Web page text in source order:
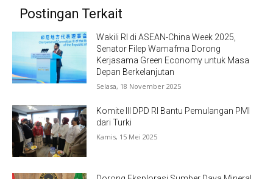
Postingan Terkait
Wakili RI di ASEAN-China Week 2025,
Senator Filep Wamafma Dorong
Kerjasama Green Economy untuk Masa
Depan Berkelanjutan
Selasa, 18 November 2025
Komite III DPD RI Bantu Pemulangan PMI
dari Turki
Kamis, 15 Mei 2025